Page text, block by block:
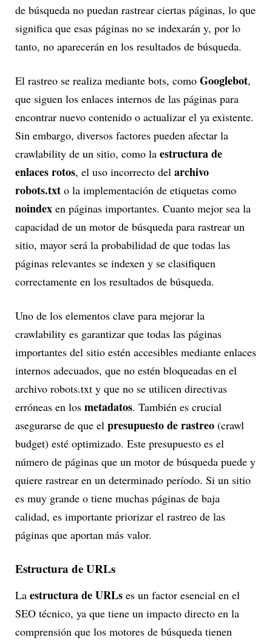
de búsqueda no puedan rastrear ciertas páginas, lo que
significa que esas páginas no se indexarán y, por lo
tanto, no aparecerán en los resultados de búsqueda.
El rastreo se realiza mediante bots, como Googlebot,
que siguen los enlaces internos de las páginas para
encontrar nuevo contenido o actualizar el ya existente.
Sin embargo, diversos factores pueden afectar la
crawlability de un sitio, como la estructura de
enlaces rotos, el uso incorrecto del archivo
robots.txt o la implementación de etiquetas como
noindex en páginas importantes. Cuanto mejor sea la
capacidad de un motor de búsqueda para rastrear un
sitio, mayor será la probabilidad de que todas las
páginas relevantes se indexen y se clasifiquen
correctamente en los resultados de búsqueda.
Uno de los elementos clave para mejorar la
crawlability es garantizar que todas las páginas
importantes del sitio estén accesibles mediante enlaces
internos adecuados, que no estén bloqueadas en el
archivo robots.txt y que no se utilicen directivas
erróneas en los metadatos. También es crucial
asegurarse de que el presupuesto de rastreo (crawl
budget) esté optimizado. Este presupuesto es el
número de páginas que un motor de búsqueda puede y
quiere rastrear en un determinado período. Si un sitio
es muy grande o tiene muchas páginas de baja
calidad, es importante priorizar el rastreo de las
páginas que aportan más valor.
Estructura de URLs
La estructura de URLs es un factor esencial en el
SEO técnico, ya que tiene un impacto directo en la
comprensión que los motores de búsqueda tienen